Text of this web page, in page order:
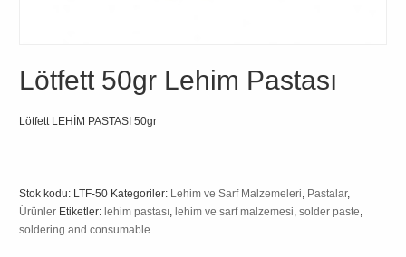
Lötfett 50gr Lehim Pastası
Lötfett LEHİM PASTASI 50gr
Stok kodu: LTF-50 Kategoriler: Lehim ve Sarf Malzemeleri Pastalar,
Ürünler Etiketler:lehim pastası ,lehim ve sarf malzemesi ,solder paste
soldering and consumable